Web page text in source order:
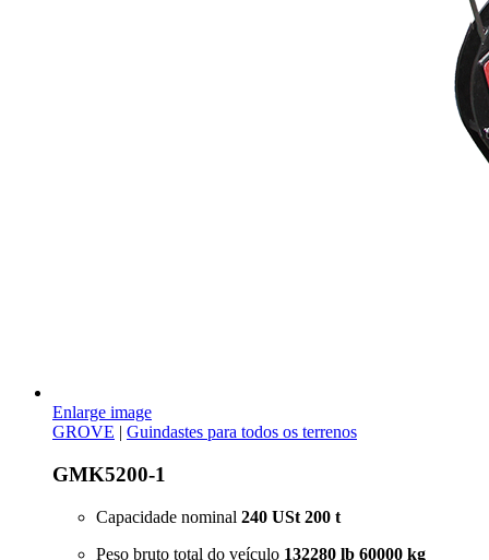
Enlarge image
GROVE | Guindastes para todos os terrenos
GMK5200-1
Capacidade nominal 240 USt 200 t
Peso bruto total do veículo 132280 lb 60000 kg